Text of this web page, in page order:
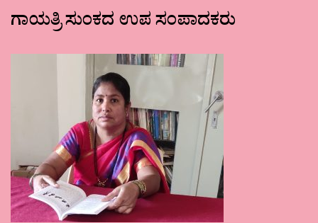
ಗಾಯತ್ರಿ ಸುಂಕದ ಉಪ ಸಂಪಾದಕರು